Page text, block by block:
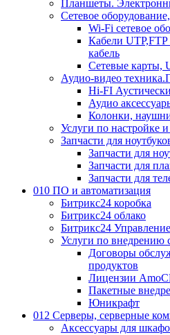
Планшеты.
Сетевое
Wi-Fi сетевое
Кабели
кабель
Сетевые карты,
Аудио-видео
Hi-FI
Аудио
Колонки,
Услуги по настройке
Запчасти для
Запчасти для
Запчасти для
Запчасти для
010 ПО и автоматизация
Битрикс24 коробка
Битрикс24 облако
Битрикс24
Услуги по внедрению
Договоры
продуктов
Лицензии
Пакетные
Юникрафт
012 Серверы, серверные
Аксессуары для